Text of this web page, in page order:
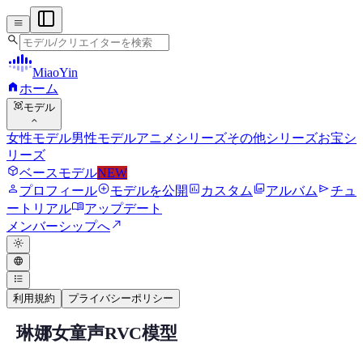
menu
search
MiaoYin
home ホーム
view_in_arモデル
expand_more
女性モデル男性モデルアニメシリーズその他シリーズお宝シ
リーズ
deployed_codeベースモデルNEW
person プロフィールadd_circleモデルを公開 assessment カスタムphoto_libraryアルバム sendチュ
ートリアルmenu_bookアップデート
メンバーシップへnorth_east
light_mode
language
format_list_bulleted
利用規約 プライバシーポリシー
RVC RVCボイスモデル
琳娜女童声RVC模型